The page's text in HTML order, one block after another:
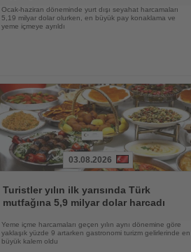
Ocak-haziran döneminde yurt dışı seyahat harcamaları
5,19 milyar dolar olurken, en büyük pay konaklama ve
yeme içmeye ayrıldı
Oku
03.08.2026
Turistler yılın ilk yarısında Türk
mutfağına 5,9 milyar dolar harcadı
Yeme içme harcamaları geçen yılın aynı dönemine göre
yaklaşık yüzde 9 artarken gastronomi turizm gelirlerinde en
büyük kalem oldu